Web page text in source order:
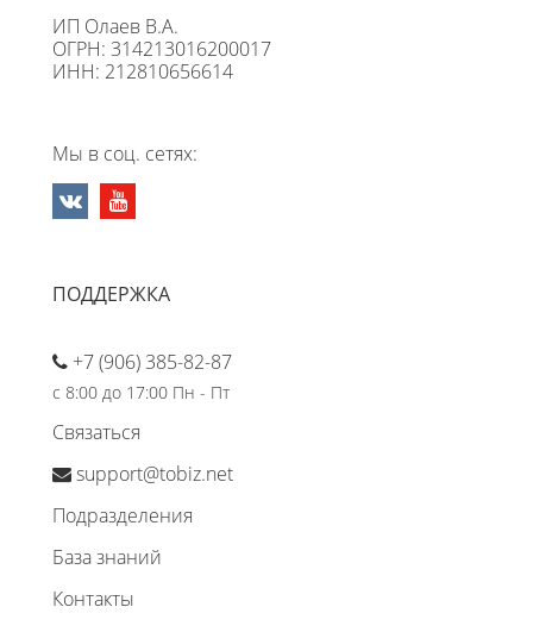
ИП Олаев В.А.
ОГРН: 314213016200017
ИНН: 212810656614
Мы в соц. сетях:
ПОДДЕРЖКА
+7 (906) 385-82-87
с 8:00 до 17:00 Пн - Пт
Связаться
support@tobiz.net
Подразделения
База знаний
Контакты